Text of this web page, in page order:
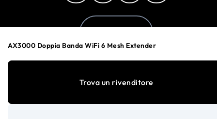
AX3000 Doppia Banda WiFi 6 Mesh Extender
Trova un rivenditore
Preferenze cookie
Termini e condizioni